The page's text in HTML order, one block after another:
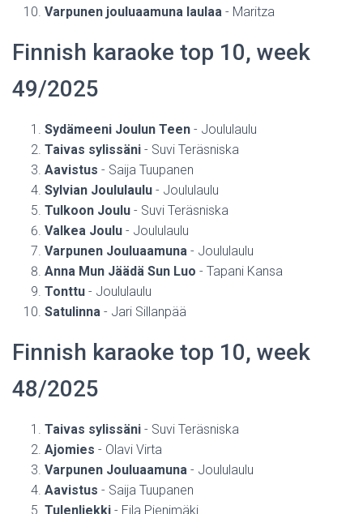
Varpunen jouluaamuna laulaa - Maritza
Finnish karaoke top 10, week
49/2025
Sydämeeni Joulun Teen - Joululaulu
Taivas sylissäni - Suvi Teräsniska
Aavistus - Saija Tuupanen
Sylvian Joululaulu - Joululaulu
Tulkoon Joulu - Suvi Teräsniska
Valkea Joulu - Joululaulu
Varpunen Jouluaamuna - Joululaulu
Anna Mun Jäädä Sun Luo - Tapani Kansa
Tonttu - Joululaulu
Satulinna - Jari Sillanpää
Finnish karaoke top 10, week
48/2025
Taivas sylissäni - Suvi Teräsniska
Ajomies - Olavi Virta
Varpunen Jouluaamuna - Joululaulu
Aavistus - Saija Tuupanen
Tulenliekki - Eila Pienimäki